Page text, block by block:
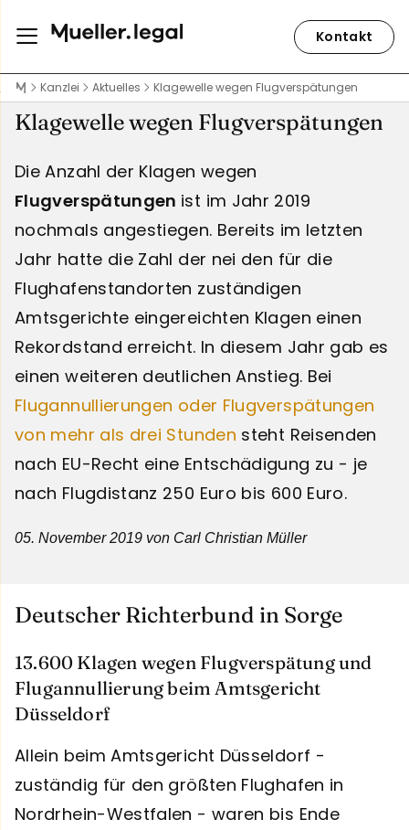
Kontakt
Kanzlei Aktuelles Klagewelle wegen Flugverspätungen
Klagewelle wegen Flugverspätungen
Die Anzahl der Klagen wegen
Flugverspätungen ist im Jahr 2019
nochmals angestiegen. Bereits im letzten
Jahr hatte die Zahl der nei den für die
Flughafenstandorten zuständigen
Amtsgerichte eingereichten Klagen einen
Rekordstand erreicht. In diesem Jahr gab es
einen weiteren deutlichen Anstieg. Bei
Flugannullierungen oder Flugverspätungen
von mehr als drei Stunden steht Reisenden
nach EU-Recht eine Entschädigung zu - je
nach Flugdistanz 250 Euro bis 600 Euro.
05. November 2019 von Carl Christian Müller
Deutscher Richterbund in Sorge
13.600 Klagen wegen Flugverspätung und
Flugannullierung beim Amtsgericht
Düsseldorf
Allein beim Amtsgericht Düsseldorf -
zuständig für den größten Flughafen in
Nordrhein-Westfalen - waren bis Ende